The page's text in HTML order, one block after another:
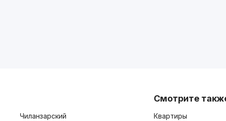
Чиланзарский
Смотрите
Квартиры